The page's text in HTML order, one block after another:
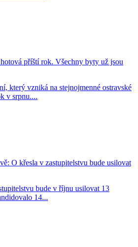
příští rok. Všechny byty už jsou
který vzniká na stejnojmenné ostravské
v srpnu....
O křesla v zastupitelstvu bude usilovat
bude v říjnu usilovat 13
14...